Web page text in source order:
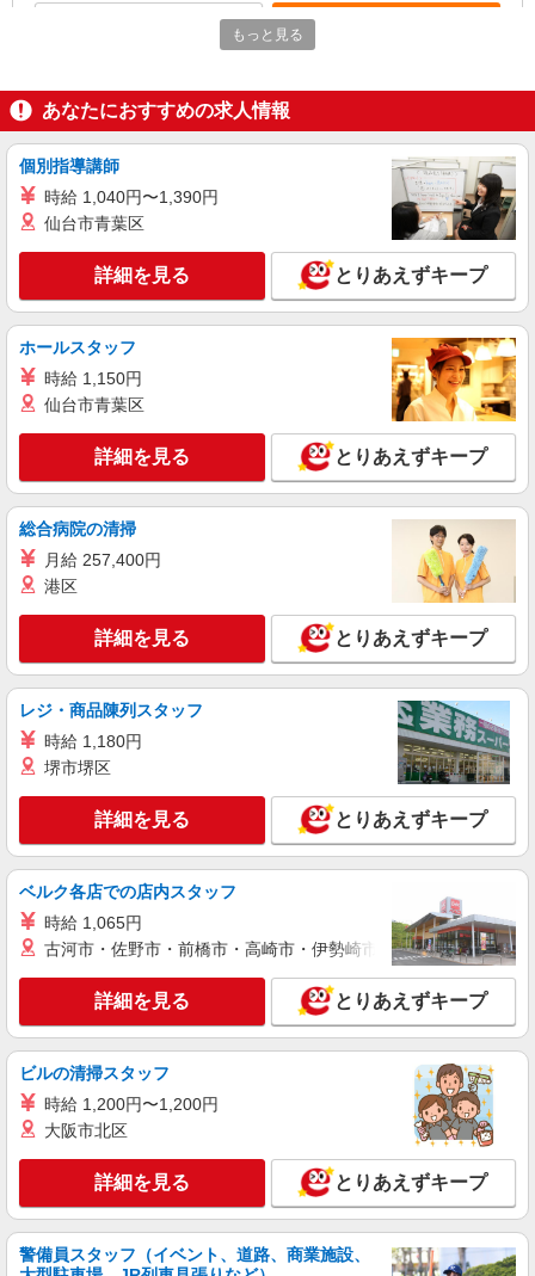
株式会社バイトレ（ADM814619）
コツコツ派歓迎｜見る・分ける・貼るだけ♪倉
時給1266円（就業先により異なる）
キープ 詳細を見る
株式会社バイトレ（ADM815367）
【迷ったらコレ】箱に入れるだけ♪モクモク軽
時給1266円（就業先により異なる）
茨城県土浦市
キープ 詳細を見る
アルバイト パート
株式会社バイトレ（ADM815651）
コツコツ派歓迎｜見る・分ける・貼るだけ♪倉
庫内軽作業
時給1300円（就業先により異なる）
キープ 詳細を見る
株式会社バイトレ（ADM814569）
未経験9割！説明通りにやるだけのシンプル軽
時給1266円（就業先により異なる）
茨城県土浦市
キープ 詳細を見る
株式会社GFF 北関東工場
倉庫内作業スタッフ
【5時〜22時】時給1200円 【22時〜翌5時】時
給1500円 ※早朝手当（5：00〜8：00）時給+150
円
茨城県土浦市板谷7-627-17
キープ 詳細を見る
もっと見る
あなたにおすすめの求人情報
個別指導講師
時給 1,040円〜1,390円
仙台市青葉区
詳細を見る とりあえずキープ
ホールスタッフ
時給 1,150円
仙台市青葉区
詳細を見る とりあえずキープ
総合病院の清掃
月給 257,400円
港区
詳細を見る とりあえずキープ
レジ・商品陳列スタッフ
時給 1,180円
堺市堺区
詳細を見る とりあえずキープ
ベルク各店での店内スタッフ
時給 1,065円
古河市・佐野市・前橋市・高崎市・伊勢崎市・太田市・館林市
詳細を見る とりあえずキープ
ビルの清掃スタッフ
時給 1,200円〜1,200円
大阪市北区
詳細を見る とりあえずキープ
警備員スタッフ（イベント、道路、商業施設、